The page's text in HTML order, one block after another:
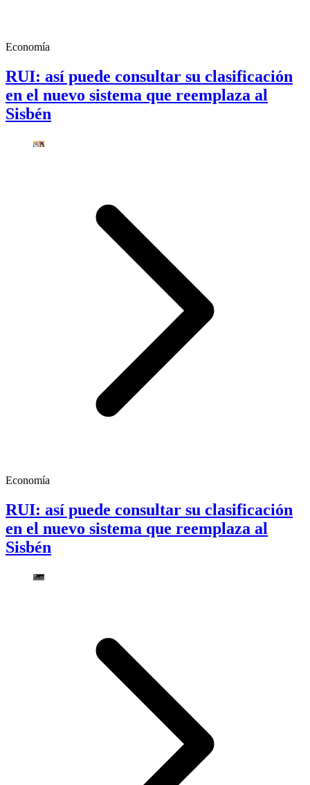
Economía
RUI: así puede consultar su clasificación
en el nuevo sistema que reemplaza al
Sisbén
Economía
RUI: así puede consultar su clasificación
en el nuevo sistema que reemplaza al
Sisbén